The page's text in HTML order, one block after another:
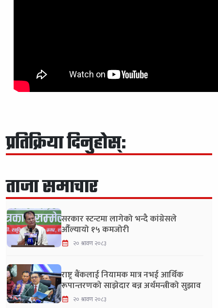
प्रतिक्रिया दिनुहोस्:
ताजा समाचार
सरकार स्टन्टमा लागेको भन्दै कांग्रेसले
औँल्यायो १५ कमजोरी
२० श्रावण २०८३
राष्ट्र बैंकलाई नियामक मात्र नभई आर्थिक
रूपान्तरणको साझेदार बन्न अर्थमन्त्रीको सुझाव
२० श्रावण २०८३